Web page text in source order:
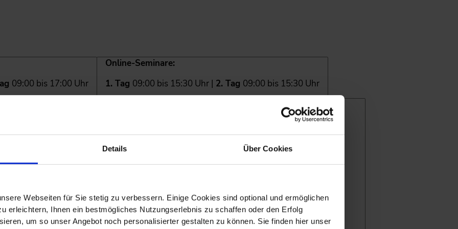
Details Über Cookies
Webseiten für Sie stetig zu verbessern. Einige Cookies sind optional und ermöglichen
erleichtern, Ihnen ein bestmögliches Nutzungserlebnis zu schaffen oder den Erfolg
um so unser Angebot noch personalisierter gestalten zu können. Sie finden hier unser
09:00 bis 17:00 Uhr
Online-Seminare:
1. Tag 09:00 bis 15:30 Uhr | 2. Tag 09:00 bis 15:30 Uhr
guter Führungsarbeit
Erfolgsfaktor